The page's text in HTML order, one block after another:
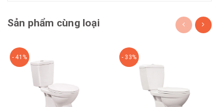
Sản phẩm cùng loại
- 41% - 33%